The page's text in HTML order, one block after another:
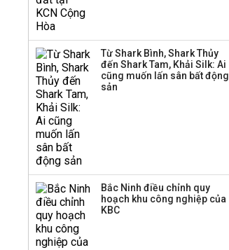
Hoè chỉ ra 6 nguyên
nhân khiến dòng vốn
trong nền kinh tế còn
Từ Shark Bình, Shark Thủy
đến Shark Tam, Khải Silk: Ai
cũng muốn lấn sân bất động
sản
Bắc Ninh điều chỉnh quy
hoạch khu công nghiệp của
KBC